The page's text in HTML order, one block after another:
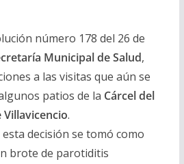
número 178 del 26 de
Municipal de Salud,
a las visitas que aún se
patios de la Cárcel del
Villavicencio.
decisión se tomó como
brote de parotiditis